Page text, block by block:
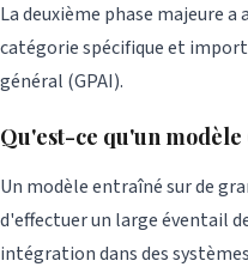
La deuxième phase majeure
catégorie spécifique et
général (GPAI).
Qu'est-ce qu'un modèle
Un modèle entraîné sur de
d'effectuer un large éventail
intégration dans des